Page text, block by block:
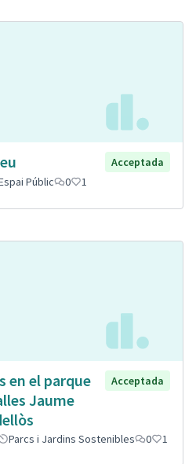
Acceptada
Públic 0 1
en el parque
Jaume
Acceptada
Parcs i Jardins Sostenibles 0 1